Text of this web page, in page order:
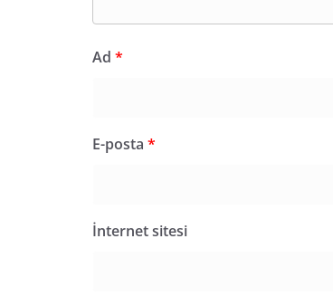
Ad *
E-posta *
İnternet sitesi